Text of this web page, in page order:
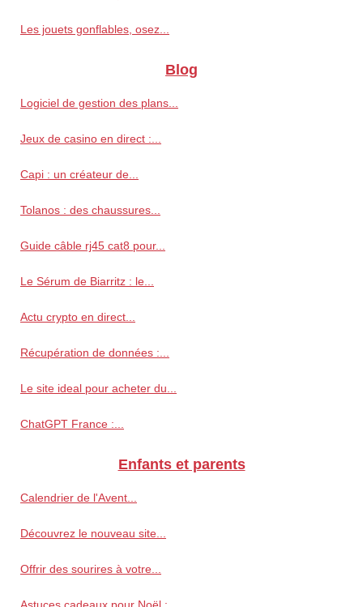
Les jouets gonflables, osez...
Blog
Logiciel de gestion des plans...
Jeux de casino en direct :...
Capi : un créateur de...
Tolanos : des chaussures...
Guide câble rj45 cat8 pour...
Le Sérum de Biarritz : le...
Actu crypto en direct...
Récupération de données :...
Le site ideal pour acheter du...
ChatGPT France :...
Enfants et parents
Calendrier de l'Avent...
Découvrez le nouveau site...
Offrir des sourires à votre...